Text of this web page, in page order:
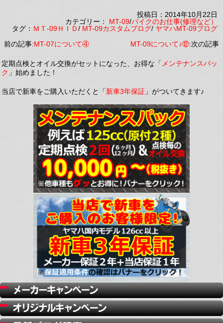
投稿日：2014年10月22日
カテゴリー：MT-09/バイクのお仕事(修理など）
タグ：ＭＴ-09ＨＩＤ/MT-09カスタムブログ/ヤマハMT-09ブログ
前の記事:MT-07について④ MT-09について♪⑫:次の記事
定期点検とオイル交換がセットになった、お得な「メンテナンスパッ
ク」始めました！
当店で新車をご購入いただくと「新車3年保証」がついてきます♪